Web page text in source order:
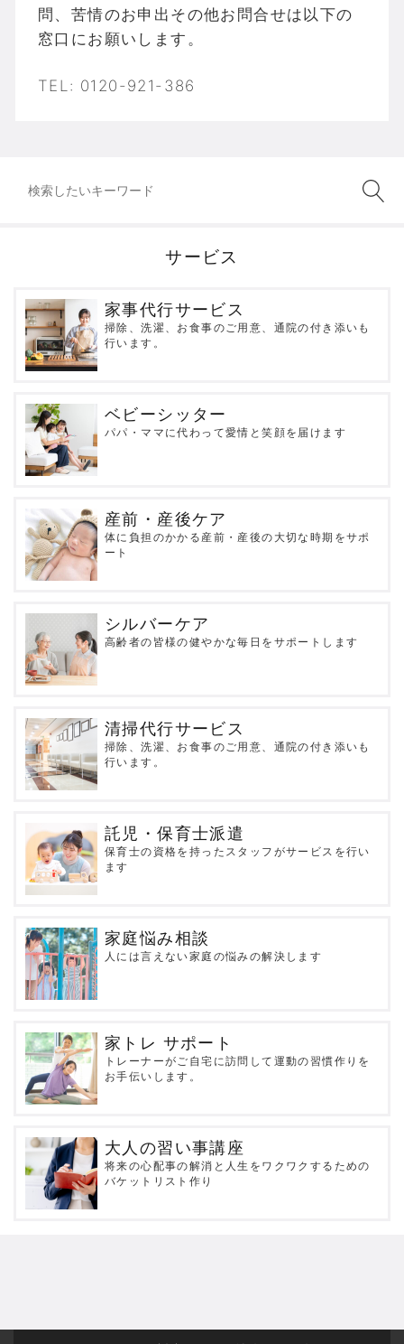
問、苦情のお申出その他お問合せは以下の
窓口にお願いします。
TEL: 0120-921-386
サービス
家事代行サービス
掃除、洗濯、お食事のご用意、通院の付き添いも
行います。
ベビーシッター
パパ・ママに代わって愛情と笑顔を届けます
産前・産後ケア
体に負担のかかる産前・産後の大切な時期をサポ
ート
シルバーケア
高齢者の皆様の健やかな毎日をサポートします
清掃代行サービス
掃除、洗濯、お食事のご用意、通院の付き添いも
行います。
託児・保育士派遣
保育士の資格を持ったスタッフがサービスを行い
ます
家庭悩み相談
人には言えない家庭の悩みの解決します
家トレ サポート
トレーナーがご自宅に訪問して運動の習慣作りを
お手伝いします。
大人の習い事講座
将来の心配事の解消と人生をワクワクするための
バケットリスト作り